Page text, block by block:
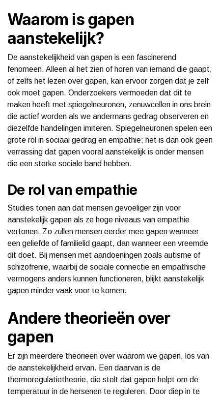
Waarom is gapen
aanstekelijk?
De aanstekelijkheid van gapen is een fascinerend
fenomeen. Alleen al het zien of horen van iemand die gaapt,
of zelfs het lezen over gapen, kan ervoor zorgen dat je zelf
ook moet gapen. Onderzoekers vermoeden dat dit te
maken heeft met spiegelneuronen, zenuwcellen in ons brein
die actief worden als we andermans gedrag observeren en
diezelfde handelingen imiteren. Spiegelneuronen spelen een
grote rol in sociaal gedrag en empathie; het is dan ook geen
verrassing dat gapen vooral aanstekelijk is onder mensen
die een sterke sociale band hebben.
De rol van empathie
Studies tonen aan dat mensen gevoeliger zijn voor
aanstekelijk gapen als ze hoge niveaus van empathie
vertonen. Zo zullen mensen eerder mee gapen wanneer
een geliefde of familielid gaapt, dan wanneer een vreemde
dit doet. Bij mensen met aandoeningen zoals autisme of
schizofrenie, waarbij de sociale connectie en empathische
vermogens anders kunnen functioneren, blijkt aanstekelijk
gapen minder vaak voor te komen.
Andere theorieën over
gapen
Er zijn meerdere theorieën over waarom we gapen, los van
de aanstekelijkheid ervan. Een daarvan is de
thermoregulatietheorie, die stelt dat gapen helpt om de
temperatuur in de hersenen te reguleren. Door diep in te